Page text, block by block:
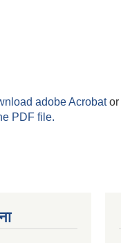
adobe Acrobator
PDF file.